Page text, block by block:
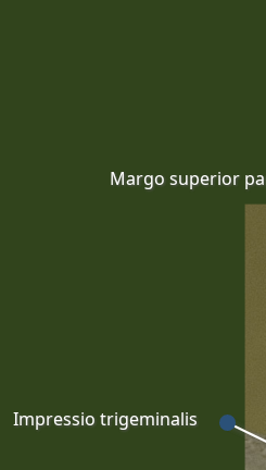
Margo superior
Impressio trigeminalis